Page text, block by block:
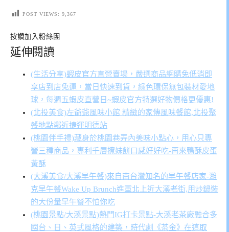
POST VIEWS: 9,367
按讚加入粉絲團
延伸閱讀
(生活分享)蝦皮官方直營賣場，嚴選商品網購免低消即
享店到店免運，當日快速到貨，綠色環保無包裝材愛地
球，每週五蝦皮直營日~蝦皮官方特選好物價格更優惠!
(北投美食)左爺爺風味小館 精緻的家傳風味餐館,北投聚
餐地點鄰近捷運明德站
(桃園伴手禮)藏身於桃園巷弄內美味小點心，用心只專
營三種商品，專利千層撩妹餅口感好好吃-再來鴨酥皮蛋
黃酥
(大溪美食/大溪早午餐)來自南台灣知名的早午餐店家-濰
克早午餐Wake Up Brunch進軍北上近大溪老街,用炒鍋裝
的大份量早午餐不怕你吃
(桃園景點/大溪景點)熱門IG打卡景點-大溪老茶廠融合多
國台、日、英式風格的建築，時代劇《茶金》在這取